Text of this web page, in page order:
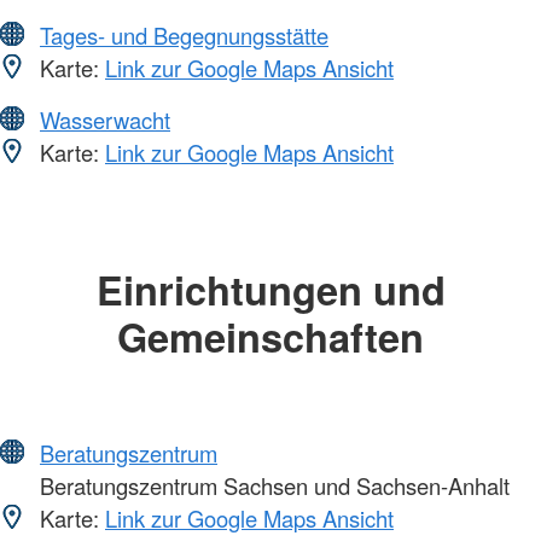
Tages- und Begegnungsstätte
Karte: Link zur Google Maps Ansicht
Wasserwacht
Karte: Link zur Google Maps Ansicht
Einrichtungen und
Gemeinschaften
Beratungszentrum
Beratungszentrum Sachsen und Sachsen-Anhalt
Karte: Link zur Google Maps Ansicht